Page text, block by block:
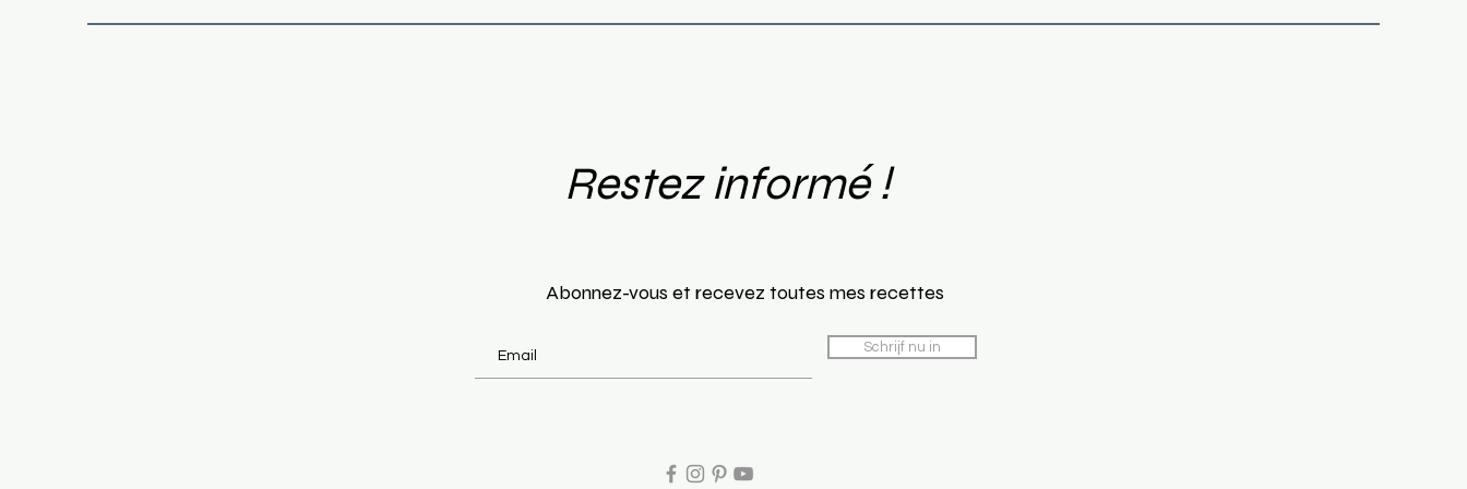
d'Epices
Restez informé !
Abonnez-vous et recevez toutes mes recettes
Schrijf nu in